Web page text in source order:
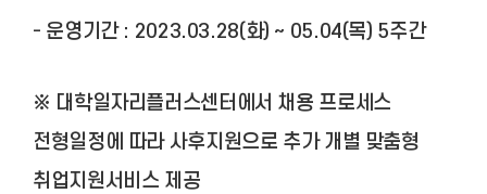
- 운영기간 : 2023.03.28(화) ~ 05.04(목) 5주간
※ 대학일자리플러스센터에서 채용 프로세스
전형일정에 따라 사후지원으로 추가 개별 맞춤형
취업지원서비스 제공